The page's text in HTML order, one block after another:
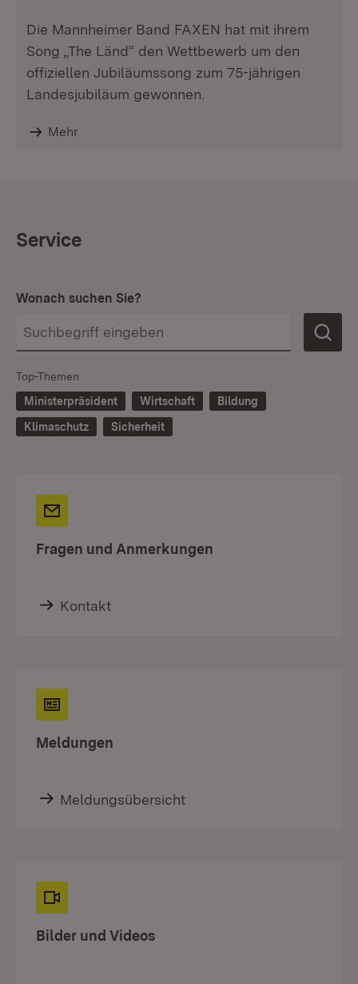
Die Mannheimer Band FAXEN hat mit ihrem
Song „The Länd“ den Wettbewerb um den
offiziellen Jubiläumssong zum 75-jährigen
Landesjubiläum gewonnen.
Mehr
Service
Wonach suchen Sie?
Top-Themen
Ministerpräsident
Wirtschaft
Bildung
Klimaschutz
Sicherheit
Fragen und Anmerkungen
Kontakt
Meldungen
Meldungsübersicht
Bilder und Videos